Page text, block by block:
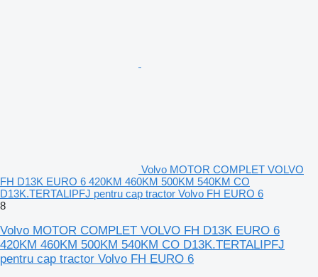
Volvo MOTOR COMPLET VOLVO
FH D13K EURO 6 420KM 460KM 500KM 540KM CO
D13K.TERTALIPFJ pentru cap tractor Volvo FH EURO 6
8
Volvo MOTOR COMPLET VOLVO FH D13K EURO 6
420KM 460KM 500KM 540KM CO D13K.TERTALIPFJ
pentru cap tractor Volvo FH EURO 6